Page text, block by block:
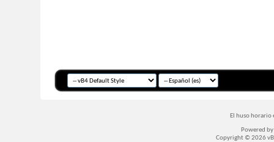
El huso horario
Powered by
Copyright © 2026